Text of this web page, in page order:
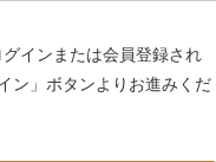
インまたは会員登録され
ン」ボタンよりお進みくだ